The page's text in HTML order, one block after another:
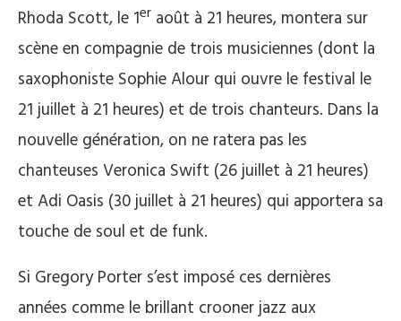
Rhoda Scott, le 1er août à 21 heures, montera sur
scène en compagnie de trois musiciennes (dont la
saxophoniste Sophie Alour qui ouvre le festival le
21 juillet à 21 heures) et de trois chanteurs. Dans la
nouvelle génération, on ne ratera pas les
chanteuses Veronica Swift (26 juillet à 21 heures)
et Adi Oasis (30 juillet à 21 heures) qui apportera sa
touche de soul et de funk.
Si Gregory Porter s’est imposé ces dernières
années comme le brillant crooner jazz aux